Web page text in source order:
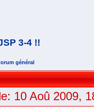
3-4 !!
général
10 Aoû 2009,